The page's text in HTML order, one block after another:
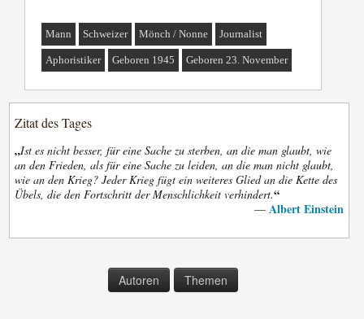
Mann Schweizer Mönch / Nonne Journalist
Aphoristiker Geboren 1945 Geboren 23. November
Zitat des Tages
„Ist es nicht besser, für eine Sache zu sterben, an die man glaubt, wie
an den Frieden, als für eine Sache zu leiden, an die man nicht glaubt,
wie an den Krieg? Jeder Krieg fügt ein weiteres Glied an die Kette des
Übels, die den Fortschritt der Menschlichkeit verhindert.“
— Albert Einstein
Autoren Themen